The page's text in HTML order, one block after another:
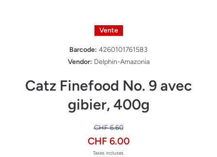
Vente
Barcode: 4260101761583
Vendor: Delphin-Amazonia
Catz Finefood No. 9 avec
gibier, 400g
CHF 6.60
CHF 6.00
Taxes incluses.